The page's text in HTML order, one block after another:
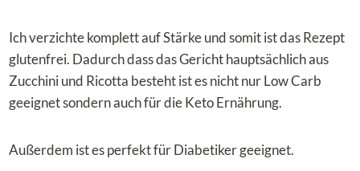
Ich verzichte komplett auf Stärke und somit ist das Rezept
glutenfrei. Dadurch dass das Gericht hauptsächlich aus
Zucchini und Ricotta besteht ist es nicht nur Low Carb
geeignet sondern auch für die Keto Ernährung.
Außerdem ist es perfekt für Diabetiker geeignet.